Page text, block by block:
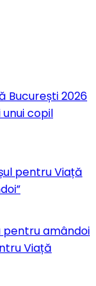
București 2026
copil
pentru Viață
pentru amândoi
Viață